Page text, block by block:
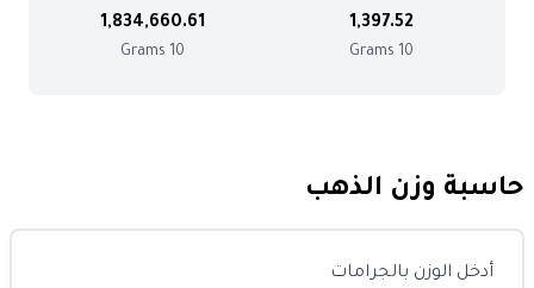
1,397.52
10 Grams
1,834,660.61
10 Grams
حاسبة وزن الذهب
أدخل الوزن بالجرامات